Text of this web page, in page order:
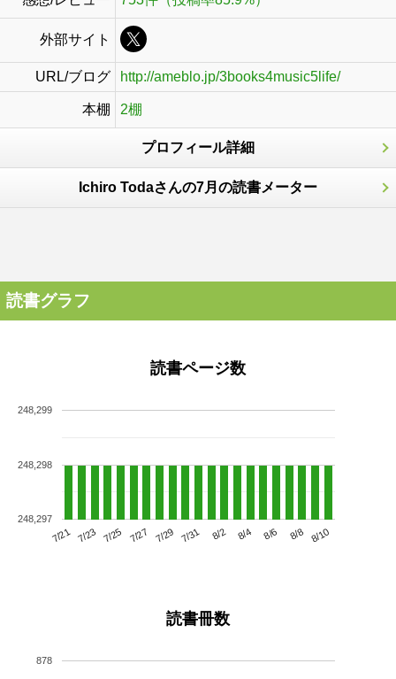
外部サイト
URL/ブログ http://ameblo.jp/3books4music5life/
本棚 2棚
プロフィール詳細
Ichiro Todaさんの7月の読書メーター
読書グラフ
読書ページ数
7/21 7/23 7/25 7/27 7/29 7/31 8/2 8/4 8/6 8/8 8/10
248,297
248,298
248,299
読書冊数
878